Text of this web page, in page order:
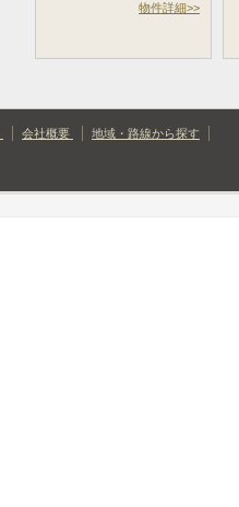
物件詳細>>
会社概要 地域・路線から探す